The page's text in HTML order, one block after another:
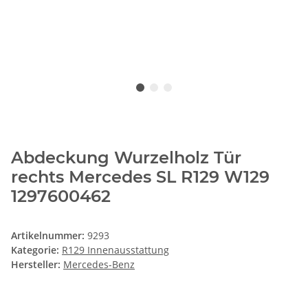
Abdeckung Wurzelholz Tür
rechts Mercedes SL R129 W129
1297600462
Artikelnummer: 9293
Kategorie: R129 Innenausstattung
Hersteller: Mercedes-Benz